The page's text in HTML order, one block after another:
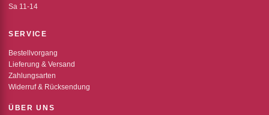
Sa 11-14
SERVICE
Bestellvorgang
Lieferung & Versand
Zahlungsarten
Widerruf & Rücksendung
ÜBER UNS